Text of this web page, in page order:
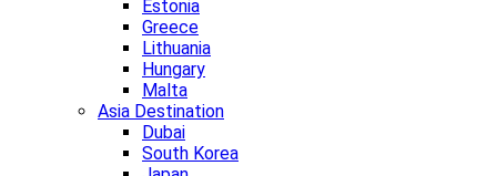
Estonia
Greece
Lithuania
Hungary
Malta
Asia Destination
Dubai
South Korea